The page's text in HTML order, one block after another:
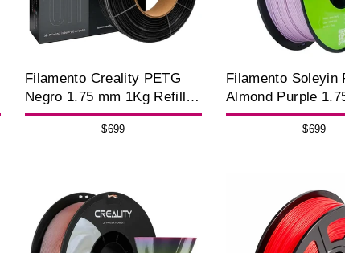
Filamento Creality PETG
Negro 1.75 mm 1Kg Refill
Sin Carretel para Impresora
$699
Filamento Soleyin
Almond Purple
1Kg para
$699